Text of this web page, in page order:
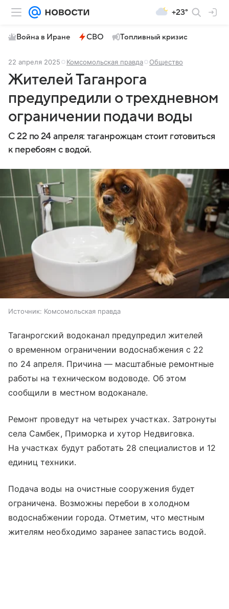
+23°
Война в Иране СВО Топливный кризис
22 апреля 2025 Комсомольская правда Общество
Жителей Таганрога
предупредили о трехдневном
ограничении подачи воды
С 22 по 24 апреля: таганрожцам стоит готовиться
к перебоям с водой.
Источник: Комсомольская правда
Таганрогский водоканал предупредил жителей
о временном ограничении водоснабжения с 22
по 24 апреля. Причина — масштабные ремонтные
работы на техническом водоводе. Об этом
сообщили в местном водоканале.
Ремонт проведут на четырех участках. Затронуты
села Самбек, Приморка и хутор Недвиговка.
На участках будут работать 28 специалистов и 12
единиц техники.
Подача воды на очистные сооружения будет
ограничена. Возможны перебои в холодном
водоснабжении города. Отметим, что местным
жителям необходимо заранее запастись водой.